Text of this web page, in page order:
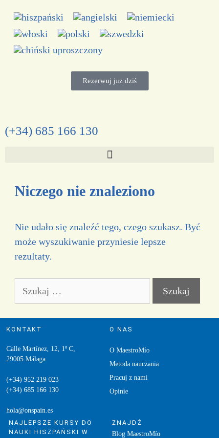
Rezerwuj już dziś
(+34) 685 166 130
Niczego nie znaleziono
Nie udało się znaleźć tego, czego szukasz. Być
może wyszukiwanie przyniesie lepsze
rezultaty.
KONTAKT
Calle Martínez, 12, 1º C,
29005 Málaga
(+34) 952 219 023
(+34) 685 166 130
hola@onspain.es
O NAS
O MaestroMío
Metoda nauczania
Pracuj z nami
Opinie
NAJLEPSZE KURSY DO
NAUKI HISZPAŃSKI W
ZNAJDŹ
Blog MaestroMío